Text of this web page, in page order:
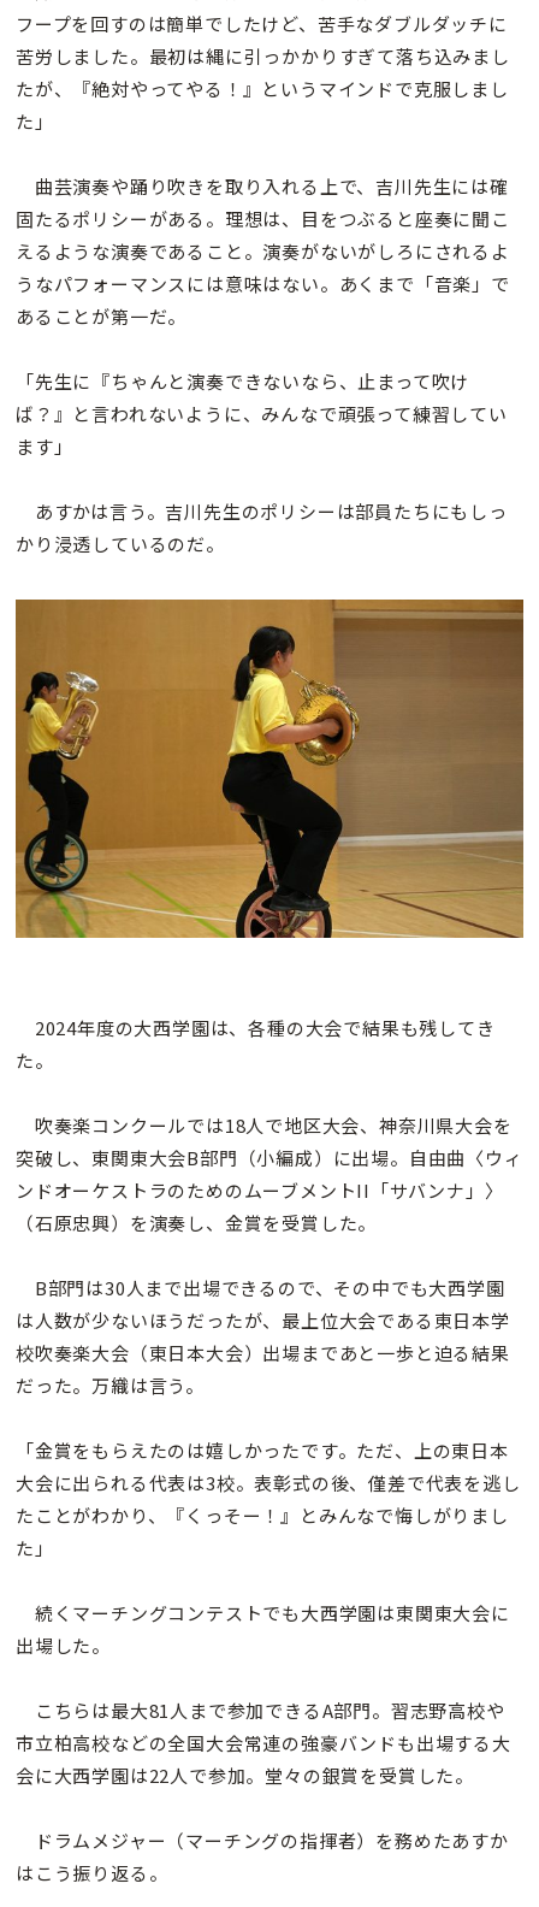
フープを回すのは簡単でしたけど、苦手なダブルダッチに
苦労しました。最初は縄に引っかかりすぎて落ち込みまし
たが、『絶対やってやる！』というマインドで克服しまし
た」
曲芸演奏や踊り吹きを取り入れる上で、吉川先生には確
固たるポリシーがある。理想は、目をつぶると座奏に聞こ
えるような演奏であること。演奏がないがしろにされるよ
うなパフォーマンスには意味はない。あくまで「音楽」で
あることが第一だ。
「先生に『ちゃんと演奏できないなら、止まって吹け
ば？』と言われないように、みんなで頑張って練習してい
ます」
あすかは言う。吉川先生のポリシーは部員たちにもしっ
かり浸透しているのだ。
2024年度の大西学園は、各種の大会で結果も残してき
た。
吹奏楽コンクールでは18人で地区大会、神奈川県大会を
突破し、東関東大会B部門（小編成）に出場。自由曲〈ウィ
ンドオーケストラのためのムーブメントII「サバンナ」〉
（石原忠興）を演奏し、金賞を受賞した。
B部門は30人まで出場できるので、その中でも大西学園
は人数が少ないほうだったが、最上位大会である東日本学
校吹奏楽大会（東日本大会）出場まであと一歩と迫る結果
だった。万織は言う。
「金賞をもらえたのは嬉しかったです。ただ、上の東日本
大会に出られる代表は3校。表彰式の後、僅差で代表を逃し
たことがわかり、『くっそー！』とみんなで悔しがりまし
た」
続くマーチングコンテストでも大西学園は東関東大会に
出場した。
こちらは最大81人まで参加できるA部門。習志野高校や
市立柏高校などの全国大会常連の強豪バンドも出場する大
会に大西学園は22人で参加。堂々の銀賞を受賞した。
ドラムメジャー（マーチングの指揮者）を務めたあすか
はこう振り返る。